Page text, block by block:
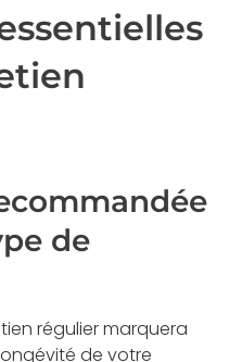
de
régulier marquera
de votre